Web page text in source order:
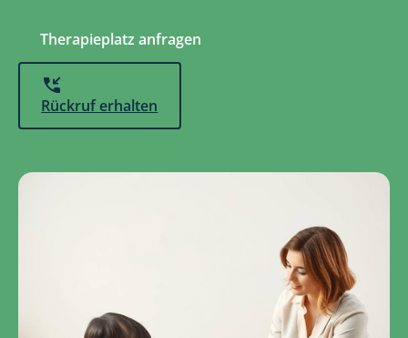
Therapieplatz anfragen
Rückruf erhalten